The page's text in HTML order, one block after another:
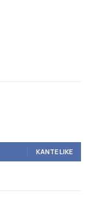
ΚΆΝΤΕ LIKE